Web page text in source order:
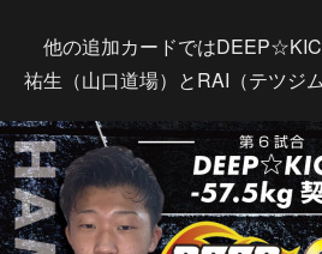
他の追加カードでは
祐生（山口道場）とRAI（テツジ